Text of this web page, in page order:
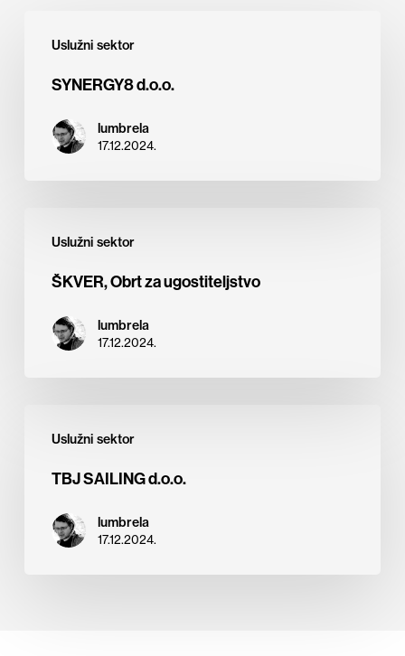
Uslužni sektor
d.o.o.
SYNERGY8 d.o.o.
lumbrela
17.12.2024.
Uslužni sektor
Obrt
ŠKVER, Obrt za ugostiteljstvo
lumbrela
17.12.2024.
Uslužni sektor
SAILING
d.o.o.TBJ SAILING d.o.o.
lumbrela
17.12.2024.